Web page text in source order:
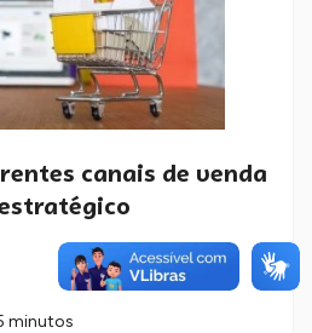
canais de venda
minutos